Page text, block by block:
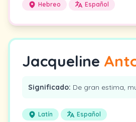
Hebreo Español
Jacqueline
Significado: De gran estima,
Latín Español